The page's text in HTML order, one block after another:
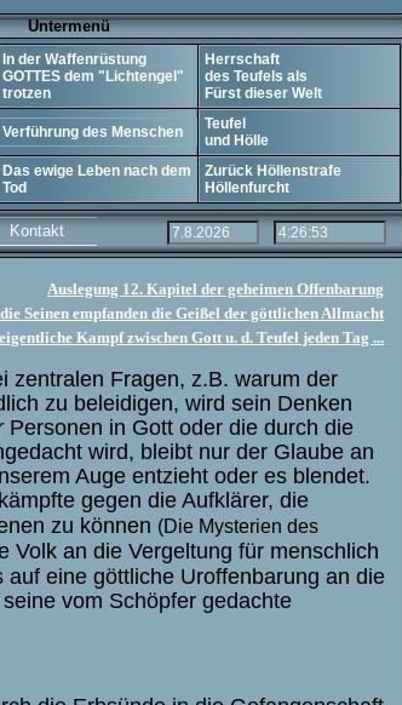
Untermenü
In der Waffenrüstung
GOTTES dem "Lichtengel"
trotzen
Herrschaft
des Teufels als
Fürst dieser Welt
Verführung des Menschen
Teufel
und Hölle
Das ewige Leben nach dem
Tod
Zurück Höllenstrafe
Höllenfurcht
Kontakt
Auslegung 12. Kapitel der geheimen Offenbarung
Seinen empfanden die Geißel der göttlichen Allmacht
Kampf zwischen Gott u. d. Teufel jeden Tag ...
zentralen Fragen, z.B. warum der
zu beleidigen, wird sein Denken
Personen in Gott oder die durch die
wird, bleibt nur der Glaube an
Auge entzieht oder es blendet.
kämpfte gegen die Aufklärer, die
zu können (Die Mysterien des
Volk an die Vergeltung für menschlich
eine göttliche Uroffenbarung an die
vom Schöpfer gedachte